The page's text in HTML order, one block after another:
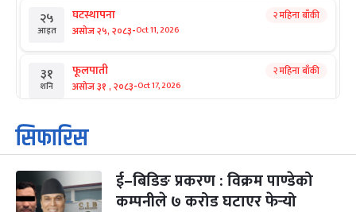
२५
आइत
घटस्थापना
असोज २५, २०८३-Oct 11, 2026
२ महिना बाँकी
३१
शनि
फूलपाती
असोज ३१ , २०८३-Oct 17, 2026
२ महिना बाँकी
१
आइत
कार्तिक सङ्क्रान्ति
कार्तिक १, २०८३
३
मंगल
महानवमी
कार्तिक ३, २०८३-Oct 20, 2026
२ महिना बाँकी
सिफारिस
ई–बिडिङ प्रकरण : विक्रम पाण्डेको
कम्पनीले ७ करोड घटाएर फेर्‍यो